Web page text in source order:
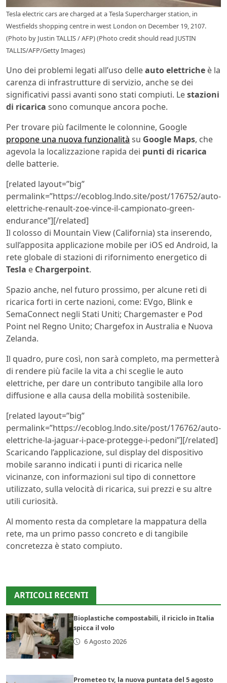
Tesla electric cars are charged at a Tesla Supercharger station, in
Westfields shopping centre in west London on December 19, 2107.
(Photo by Justin TALLIS / AFP) (Photo credit should read JUSTIN
TALLIS/AFP/Getty Images)
Uno dei problemi legati all’uso delleauto elettriche è la
carenza di infrastrutture di servizio, anche se dei
significativi passi avanti sono stati compiuti. Lestazioni
di ricarica sono comunque ancora poche.
Per trovare più facilmente le colonnine, Google
propone una nuova funzionalità su Google Maps, che
agevola la localizzazione rapida dei punti di ricarica
delle batterie.
[related layout=”big”
permalink=”https://ecoblog.lndo.site/post/176752/auto-
elettriche-renault-zoe-vince-il-campionato-green-
endurance”][/related]
Il colosso di Mountain View (California) sta inserendo,
sull’apposita applicazione mobile per iOS ed Android, la
rete globale di stazioni di rifornimento energetico di
Tesla e Chargerpoint.
Spazio anche, nel futuro prossimo, per alcune reti di
ricarica forti in certe nazioni, come: EVgo, Blink e
SemaConnect negli Stati Uniti; Chargemaster e Pod
Point nel Regno Unito; Chargefox in Australia e Nuova
Zelanda.
Il quadro, pure così, non sarà completo, ma permetterà
di rendere più facile la vita a chi sceglie le auto
elettriche, per dare un contributo tangibile alla loro
diffusione e alla causa della mobilità sostenibile.
[related layout=”big”
permalink=”https://ecoblog.lndo.site/post/176762/auto-
elettriche-la-jaguar-i-pace-protegge-i-pedoni”][/related]
Scaricando l’applicazione, sul display del dispositivo
mobile saranno indicati i punti di ricarica nelle
vicinanze, con informazioni sul tipo di connettore
utilizzato, sulla velocità di ricarica, sui prezzi e su altre
utili curiosità.
Al momento resta da completare la mappatura della
rete, ma un primo passo concreto e di tangibile
concretezza è stato compiuto.
ARTICOLI RECENTI
Bioplastiche compostabili, il riciclo in Italia
spicca il volo
6 Agosto 2026
Prometeo tv, la nuova puntata del 5 agosto